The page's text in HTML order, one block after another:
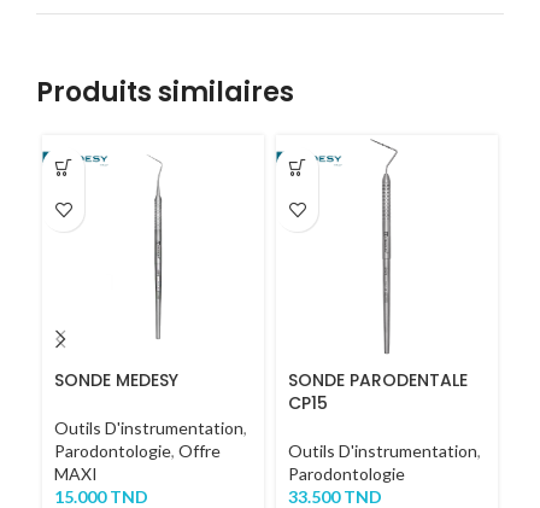
Produits similaires
SONDE MEDESY
Outils D'instrumentation,
Parodontologie, Offre
MAXI
15.000TND
SONDE PARODENTALE
CP15
Outils D'instrumentation,
Parodontologie
33.500TND